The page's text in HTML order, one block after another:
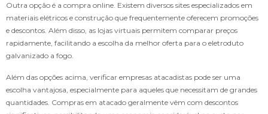
Outra opção é a compra online. Existem diversos sites especializados em
materiais elétricos e construção que frequentemente oferecem promoções
e descontos. Além disso, as lojas virtuais permitem comparar preços
rapidamente, facilitando a escolha da melhor oferta para o eletroduto
galvanizado a fogo.
Além das opções acima, verificar empresas atacadistas pode ser uma
escolha vantajosa, especialmente para aqueles que necessitam de grandes
quantidades. Compras em atacado geralmente vêm com descontos